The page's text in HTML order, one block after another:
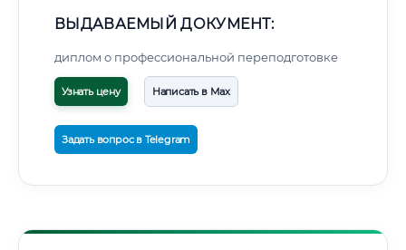
ВЫДАВАЕМЫЙ ДОКУМЕНТ:
диплом о профессиональной переподготовке
Узнать цену Написать в Max
Задать вопрос в Telegram